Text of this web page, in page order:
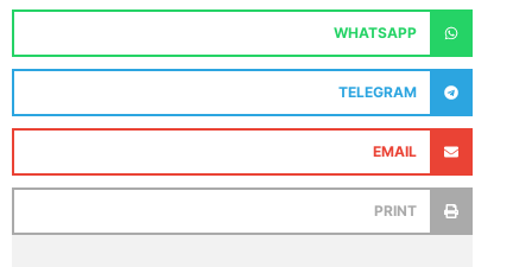
WHATSAPP
TELEGRAM